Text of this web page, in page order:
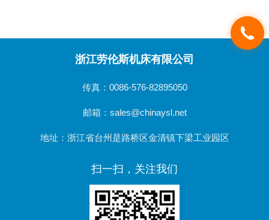
浙江劳伦斯机床有限公司
传真：0086-576-82895050
邮箱：sales@chinaysl.net
地址：浙江省台州是路桥区金清镇下梁工业园区
扫一扫，关注我们